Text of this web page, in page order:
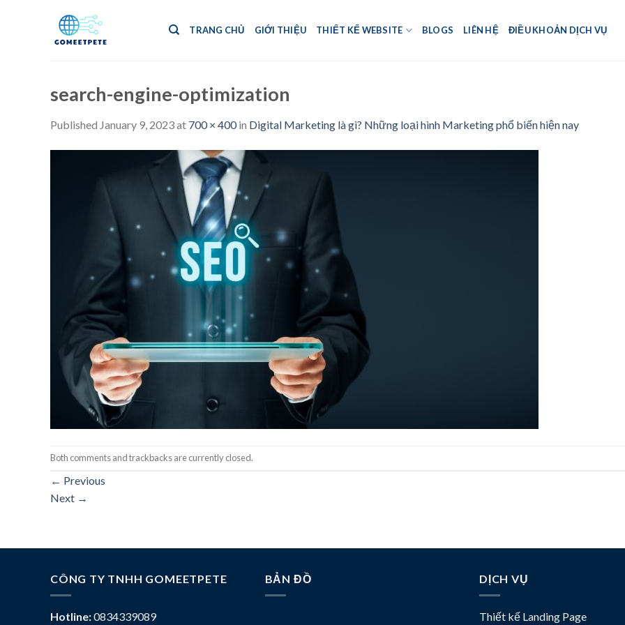
TRANG CHỦ GIỚI THIỆU THIẾT KẾ WEBSITE BLOGS LIÊN HỆ ĐIỀU KHOẢN DỊCH VỤ
search-engine-optimization
Published January 9, 2023at 700 × 400in Digital Marketing là gì? Những loại hình Marketing phổ biến hiện nay
Both comments and trackbacks are currently closed.
← Previous
Next →
CÔNG TY TNHH GOMEETPETE
Hotline:0834339089
BẢN ĐỒ DỊCH VỤ
Thiết kế Landing Page